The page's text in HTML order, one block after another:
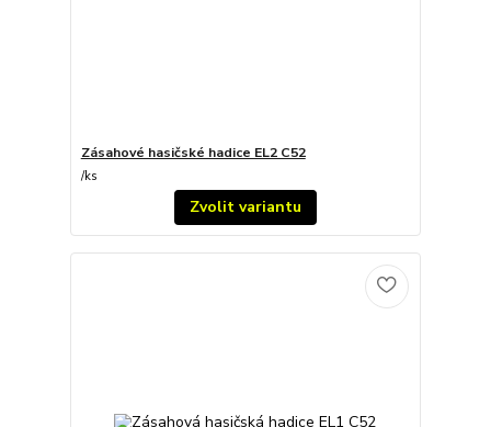
Zásahové hasičské hadice EL2 C52
/ks
Zvolit variantu